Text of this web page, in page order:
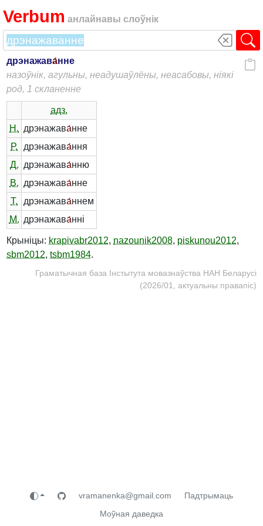
Verbum анлайнавы слоўнік
дрэнажава́нне
назоўнік, агульны, неадушаўлёны, неасабовы, ніякі
род, 1 скланенне
адз.
Н. дрэнажава́нне
Р.
дрэнажава́ння
Д. дрэнажава́нню
В. дрэнажава́нне
Т.
дрэнажава́ннем
М. дрэнажава́нні
Крыніцы: krapivabr2012, nazounik2008, piskunou2012,
sbm2012, tsbm1984.
Граматычная база Інстытута мовазнаўства НАН Беларусі
(2026/01, актуальны правапіс)
vramanenka@gmail.com
Падтрымаць
Моўная даведка